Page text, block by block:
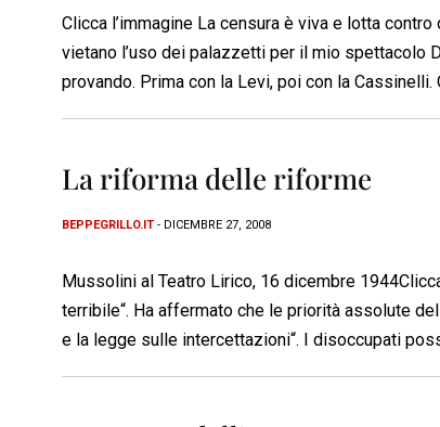
Clicca l’immagine La censura è viva e lotta
vietano l’uso dei palazzetti per il mio spettacolo
provando. Prima con la Levi, poi con la Cassinelli.
La riforma delle riforme
BEPPEGRILLO.IT - DICEMBRE 27, 2008
Mussolini al Teatro Lirico, 16 dicembre
terribile“. Ha affermato che le priorità assolute
e la legge sulle intercettazioni“. I disoccupati